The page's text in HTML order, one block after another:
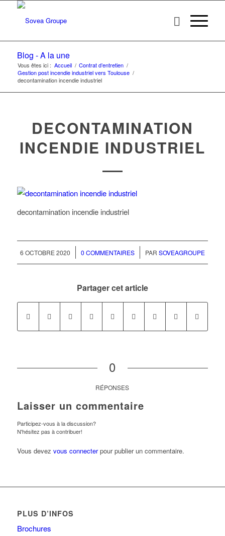
Blog - A la une
Vous êtes ici : Accueil / Contrat d’entretien /
Gestion post incendie industriel vers Toulouse /
decontamination incendie industriel
DECONTAMINATION
INCENDIE INDUSTRIEL
decontamination incendie industriel
6 OCTOBRE 2020
/ 0 COMMENTAIRES
/ PAR SOVEAGROUPE
Partager cet article
0
RÉPONSES
Laisser un commentaire
Participez-vous à la discussion?
N'hésitez pas à contribuer!
Vous devez vous connecterpour publier un commentaire.
PLUS D’INFOS
Brochures